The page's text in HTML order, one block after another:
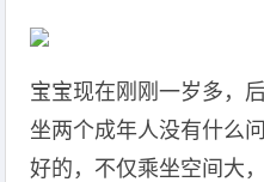
宝宝现在刚刚一岁多，
坐两个成年人没有什么
好的，不仅乘坐空间大